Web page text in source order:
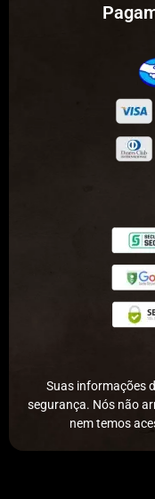
Suas informações
segurança. Nós não
nem temos